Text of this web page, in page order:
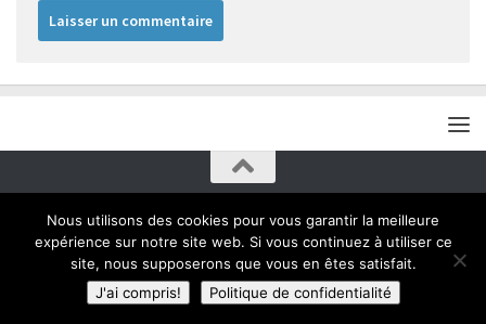
Un site imagevo.fr
Nous utilisons des cookies pour vous garantir la meilleure
expérience sur notre site web. Si vous continuez à utiliser ce
site, nous supposerons que vous en êtes satisfait.
J'ai compris!
Politique de confidentialité